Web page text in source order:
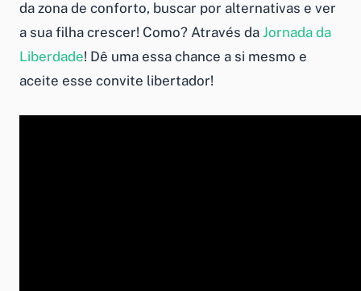
da zona de conforto, buscar por alternativas e ver
a sua filha crescer! Como? Através da Jornada da
Liberdade! Dê uma essa chance a si mesmo e
aceite esse convite libertador!